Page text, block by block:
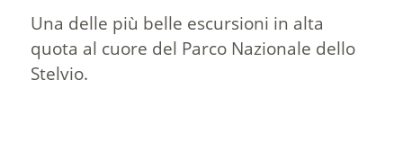
Una delle più belle escursioni in alta
quota al cuore del Parco Nazionale dello
Stelvio.